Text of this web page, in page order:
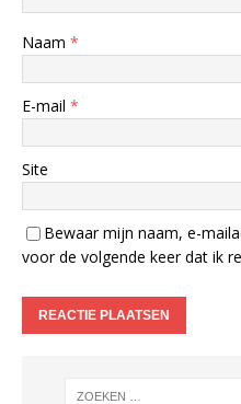
Naam *
E-mail *
Site
Bewaar mijn naam, e-
voor de volgende keer dat ik